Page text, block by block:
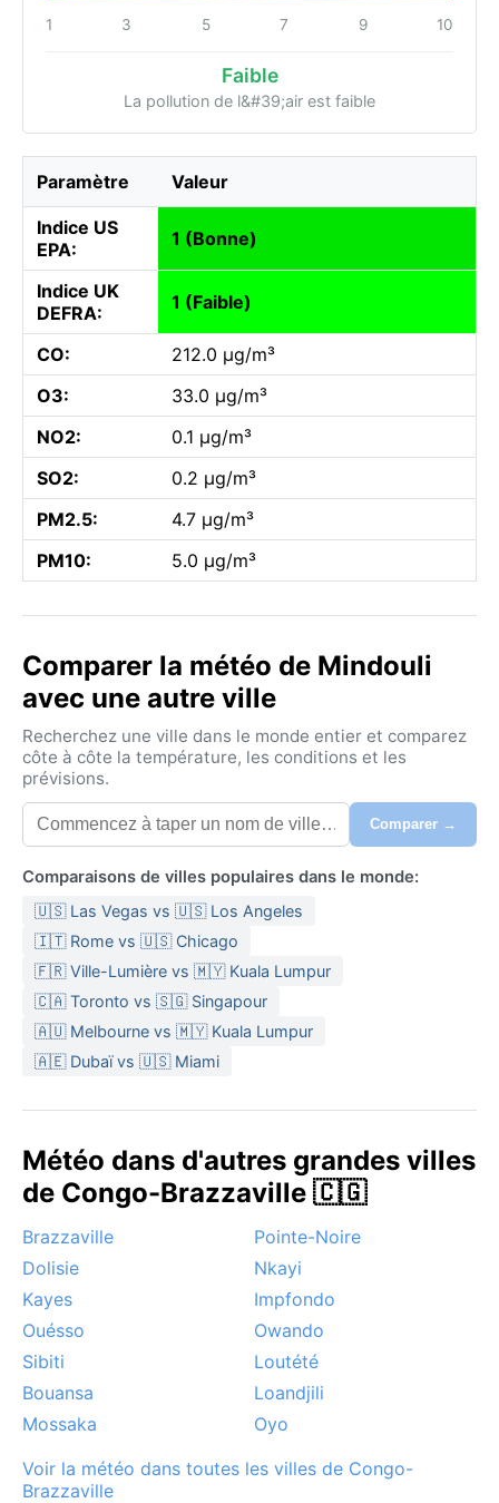
1 3 5 7 9 10
Faible
La pollution de l&#39;air est faible
Paramètre Valeur
Indice US
EPA:
1 (Bonne)
Indice UK
DEFRA:
1 (Faible)
CO:
212.0 µg/m³
O3:
33.0 µg/m³
NO2:
0.1 µg/m³
SO2:
0.2 µg/m³
PM2.5:
4.7 µg/m³
PM10:
5.0 µg/m³
Comparer la météo de Mindouli
avec une autre ville
Recherchez une ville dans le monde entier et comparez
côte à côte la température, les conditions et les
prévisions.
Comparer →
Comparaisons de villes populaires dans le monde:
🇺🇸 Las Vegas vs 🇺🇸 Los Angeles
🇮🇹 Rome vs 🇺🇸 Chicago
🇫🇷 Ville-Lumière vs 🇲🇾 Kuala Lumpur
🇨🇦 Toronto vs 🇸🇬 Singapour
🇦🇺 Melbourne vs 🇲🇾 Kuala Lumpur
🇦🇪 Dubaï vs 🇺🇸 Miami
Météo dans d'autres grandes villes
de Congo-Brazzaville 🇨🇬
Brazzaville
Pointe-Noire
Dolisie
Nkayi
Kayes
Impfondo
Ouésso
Owando
Sibiti
Loutété
Bouansa
Loandjili
Mossaka
Oyo
Voir la météo dans toutes les villes de Congo-
Brazzaville